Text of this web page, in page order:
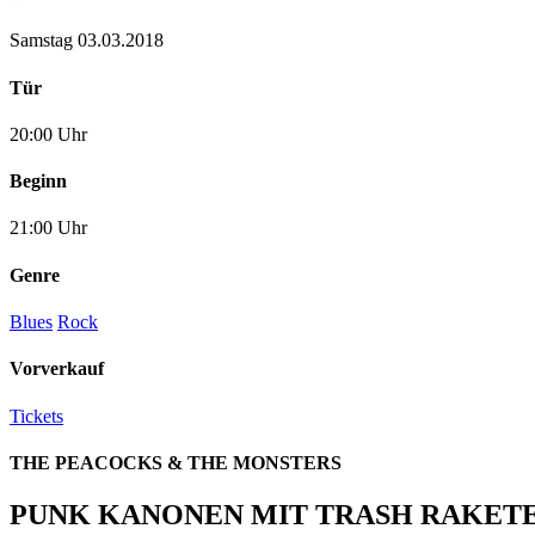
Samstag 03.03.2018
Tür
20:00 Uhr
Beginn
21:00 Uhr
Genre
Blues Rock
Vorverkauf
Tickets
THE PEACOCKS & THE MONSTERS
PUNK KANONEN MIT TRASH